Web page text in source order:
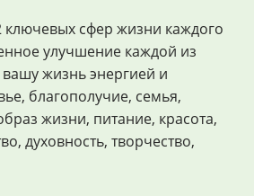
сфер жизни каждого
улучшение каждой из
жизнь энергией и
благополучие, семья,
жизни, питание, красота,
духовность, творчество,